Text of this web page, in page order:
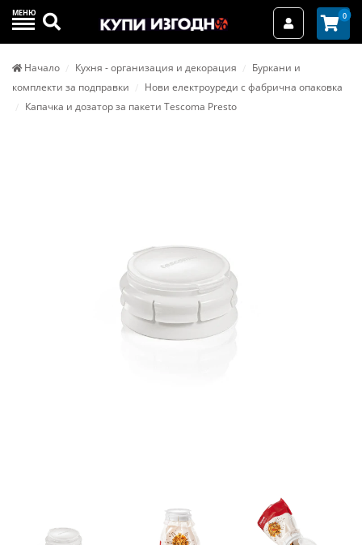
МЕНЮ Търси Вход / 0
Начало Кухня - организация и декорация
Буркани и
комплекти за подправки
Нови електроуреди с фабрична опаковка
Капачка и дозатор за пакети Tescoma Presto